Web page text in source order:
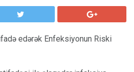
edərək Enfeksiyonun Riski